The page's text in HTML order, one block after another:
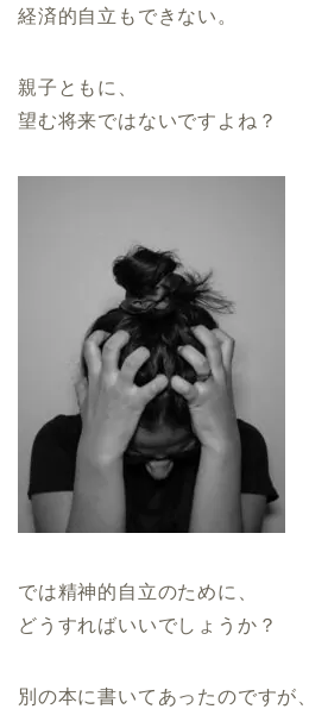
経済的自立もできない。
親子ともに、
望む将来ではないですよね？
では精神的自立のために、
どうすればいいでしょうか？
別の本に書いてあったのですが、